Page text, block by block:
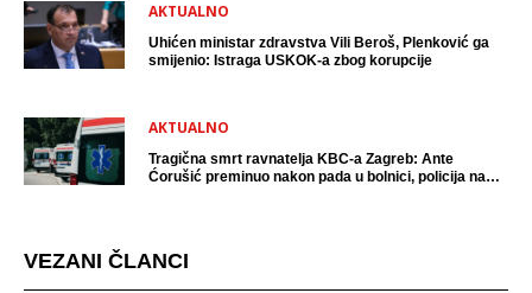
AKTUALNO
Uhićen ministar zdravstva Vili Beroš, Plenković ga
smijenio: Istraga USKOK-a zbog korupcije
AKTUALNO
Tragična smrt ravnatelja KBC-a Zagreb: Ante
Ćorušić preminuo nakon pada u bolnici, policija na
VEZANI ČLANCI